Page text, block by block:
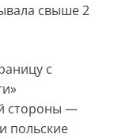
свыше 2
с
стороны —
польские